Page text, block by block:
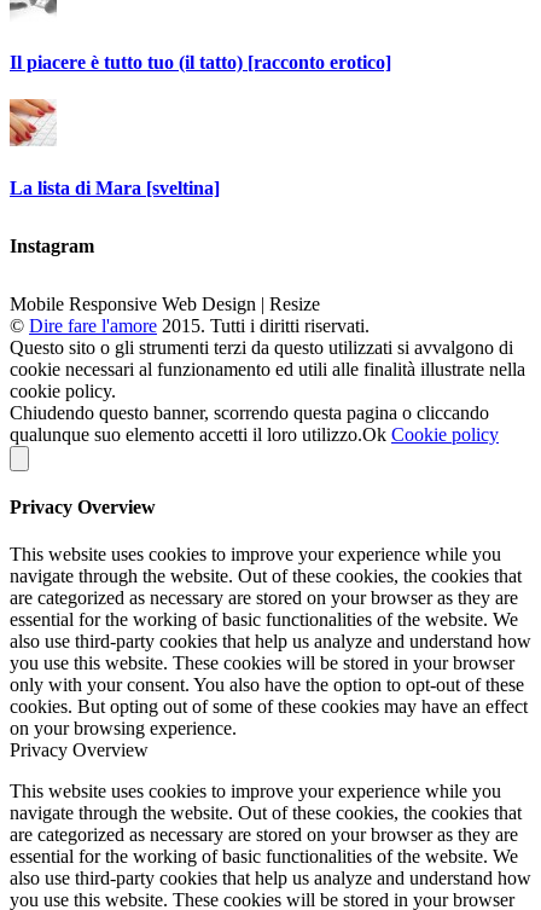
Il piacere è tutto tuo (il tatto) [racconto erotico]
La lista di Mara [sveltina]
Instagram
Mobile Responsive Web Design | Resize
© Dire fare l'amore 2015. Tutti i diritti riservati.
Questo sito o gli strumenti terzi da questo utilizzati si avvalgono di
cookie necessari al funzionamento ed utili alle finalità illustrate nella
cookie policy.
Chiudendo questo banner, scorrendo questa pagina o cliccando
qualunque suo elemento accetti il loro utilizzo.Ok Cookie policy
Privacy Overview
This website uses cookies to improve your experience while you
navigate through the website. Out of these cookies, the cookies that
are categorized as necessary are stored on your browser as they are
essential for the working of basic functionalities of the website. We
also use third-party cookies that help us analyze and understand how
you use this website. These cookies will be stored in your browser
only with your consent. You also have the option to opt-out of these
cookies. But opting out of some of these cookies may have an effect
on your browsing experience.
Privacy Overview
This website uses cookies to improve your experience while you
navigate through the website. Out of these cookies, the cookies that
are categorized as necessary are stored on your browser as they are
essential for the working of basic functionalities of the website. We
also use third-party cookies that help us analyze and understand how
you use this website. These cookies will be stored in your browser